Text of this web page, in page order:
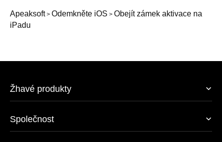
Apeaksoft> Odemkněte iOS > Obejít zámek aktivace na
iPadu
Žhavé produkty
Společnost